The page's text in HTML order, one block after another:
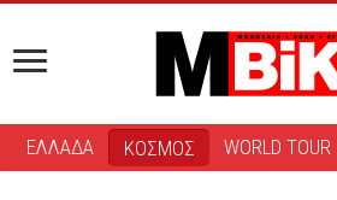
ΕΛΛΑΔΑ ΚΟΣΜΟΣ WORLD TOUR